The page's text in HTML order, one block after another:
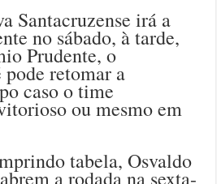
Santacruzense irá a
no sábado, à tarde,
Prudente, o
pode retomar a
caso o time
ou mesmo em
tabela, Osvaldo
a rodada na sexta-